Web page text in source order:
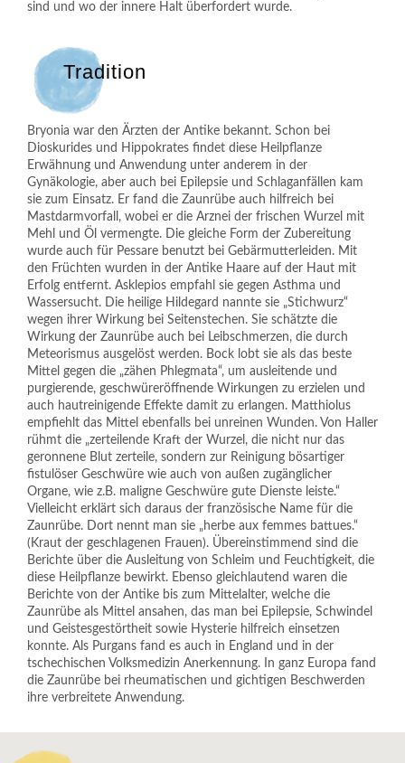
sind und wo der innere Halt überfordert wurde.
Tradition
Bryonia war den Ärzten der Antike bekannt. Schon bei
Dioskurides und Hippokrates findet diese Heilpflanze
Erwähnung und Anwendung unter anderem in der
Gynäkologie, aber auch bei Epilepsie und Schlaganfällen kam
sie zum Einsatz. Er fand die Zaunrübe auch hilfreich bei
Mastdarmvorfall, wobei er die Arznei der frischen Wurzel mit
Mehl und Öl vermengte. Die gleiche Form der Zubereitung
wurde auch für Pessare benutzt bei Gebärmutterleiden. Mit
den Früchten wurden in der Antike Haare auf der Haut mit
Erfolg entfernt. Asklepios empfahl sie gegen Asthma und
Wassersucht. Die heilige Hildegard nannte sie „Stichwurz“
wegen ihrer Wirkung bei Seitenstechen. Sie schätzte die
Wirkung der Zaunrübe auch bei Leibschmerzen, die durch
Meteorismus ausgelöst werden. Bock lobt sie als das beste
Mittel gegen die „zähen Phlegmata“, um ausleitende und
purgierende, geschwüreröffnende Wirkungen zu erzielen und
auch hautreinigende Effekte damit zu erlangen. Matthiolus
empfiehlt das Mittel ebenfalls bei unreinen Wunden. Von Haller
rühmt die „zerteilende Kraft der Wurzel, die nicht nur das
geronnene Blut zerteile, sondern zur Reinigung bösartiger
fistulöser Geschwüre wie auch von außen zugänglicher
Organe, wie z.B. maligne Geschwüre gute Dienste leiste.“
Vielleicht erklärt sich daraus der französische Name für die
Zaunrübe. Dort nennt man sie „herbe aux femmes battues.“
(Kraut der geschlagenen Frauen). Übereinstimmend sind die
Berichte über die Ausleitung von Schleim und Feuchtigkeit, die
diese Heilpflanze bewirkt. Ebenso gleichlautend waren die
Berichte von der Antike bis zum Mittelalter, welche die
Zaunrübe als Mittel ansahen, das man bei Epilepsie, Schwindel
und Geistesgestörtheit sowie Hysterie hilfreich einsetzen
konnte. Als Purgans fand es auch in England und in der
tschechischen Volksmedizin Anerkennung. In ganz Europa fand
die Zaunrübe bei rheumatischen und gichtigen Beschwerden
ihre verbreitete Anwendung.